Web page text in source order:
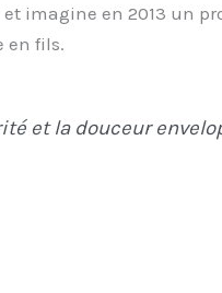
imagine en 2013 un
en fils.
et la douceur